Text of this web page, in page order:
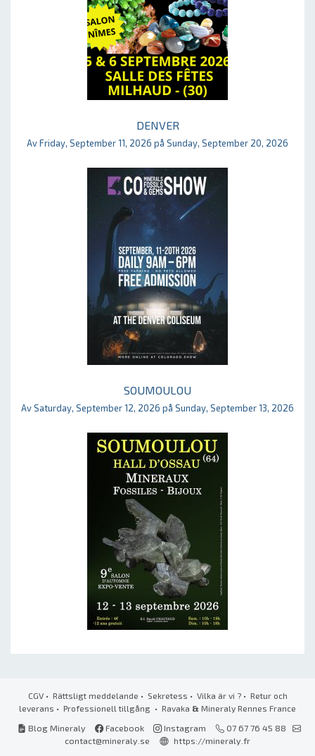
DENVER
Av Friday, September 11, 2026 på Sunday, September 20, 2026
SOUMOULOU
Av Saturday, September 12, 2026 på Sunday, September 13, 2026
CGV• Rättsligt meddelande • Sekretess • Vilka är vi ?• Retur och
leverans • Professionell tillgång • Ravaka & Mineraly Rennes France
Blog Mineraly
Facebook Instagram
07 67 76 45 88
contact@mineraly.se
https://mineraly.fr